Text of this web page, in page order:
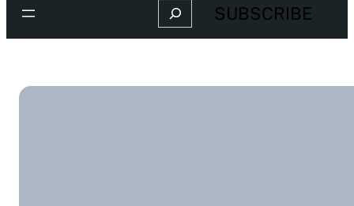
Search SUBSCRIBE